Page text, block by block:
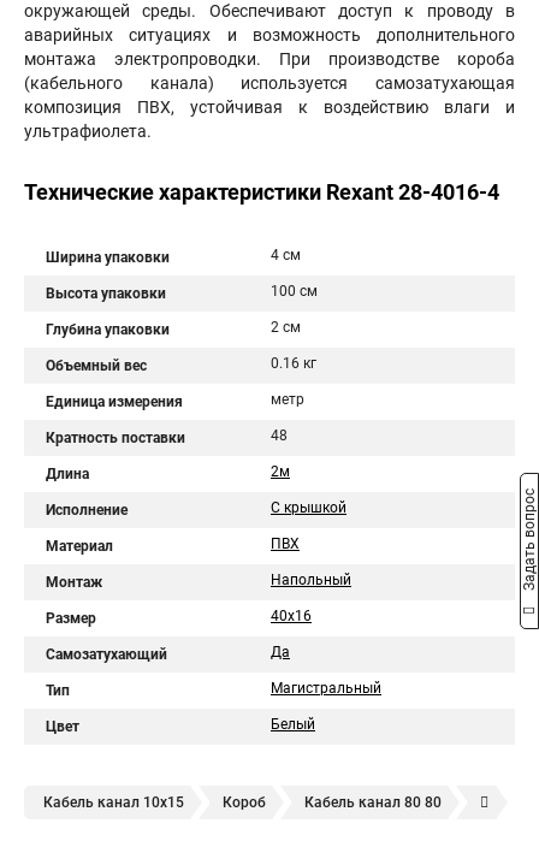
окружающей среды. Обеспечивают доступ к проводу в
аварийных ситуациях и возможность дополнительного
монтажа электропроводки. При производстве короба
(кабельного канала) используется самозатухающая
композиция ПВХ, устойчивая к воздействию влаги и
ультрафиолета.
Технические характеристики Rexant 28-4016-4
Ширина упаковки 4 см
Высота упаковки 100 см
Глубина упаковки 2 см
Объемный вес 0.16 кг
Единица измерения метр
Кратность поставки 48
Длина 2м
Исполнение С крышкой
Материал ПВХ
Монтаж Напольный
Размер 40х16
Самозатухающий Да
Тип Магистральный
Цвет Белый
Кабель канал 10х15 Короб Кабель канал 80 80
Задать вопрос